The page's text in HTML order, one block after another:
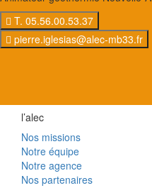
T. 05.56.00.53.37
pierre.iglesias@alec-mb33.fr
l’alec
Nos missions
Notre équipe
Notre agence
Nos partenaires